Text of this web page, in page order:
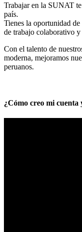
Trabajar en la SUNAT
país.
Tienes la oportunidad
de trabajo colaborativo y
Con el talento de
moderna, mejoramos
peruanos.
¿Cómo creo mi cuenta